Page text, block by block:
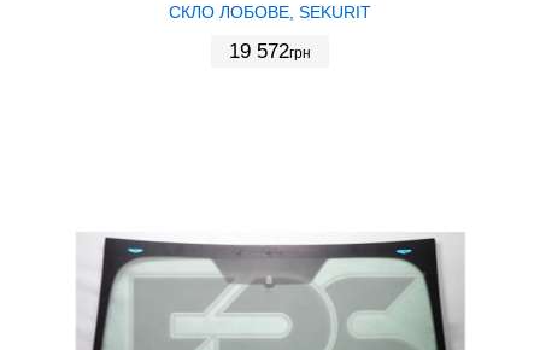
СКЛО ЛОБОВЕ, SEKURIT
19 572грн